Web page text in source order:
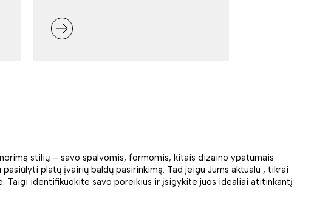
stilių – savo spalvomis, formomis, kitais dizaino ypatumais
platų įvairių baldų pasirinkimą. Tad jeigu Jums aktualu , tikrai
Taigi identifikuokite savo poreikius ir įsigykite juos idealiai atitinkantį